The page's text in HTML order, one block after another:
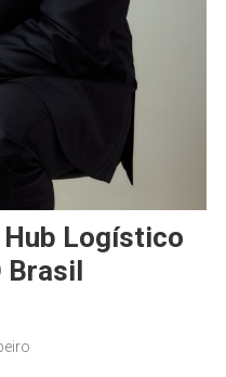
Logístico
Brasil